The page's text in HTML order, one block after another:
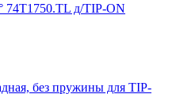
74T1750.TL д/TIP-ON